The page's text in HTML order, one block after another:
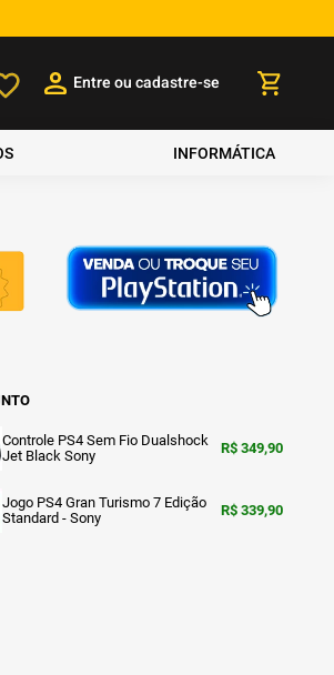
Entre ou cadastre-se
INFORMÁTICA
Controle PS4 Sem Fio Dualshock
Jet Black Sony
R$ 349,90
Jogo PS4 Gran Turismo 7 Edição
Standard - Sony
R$ 339,90